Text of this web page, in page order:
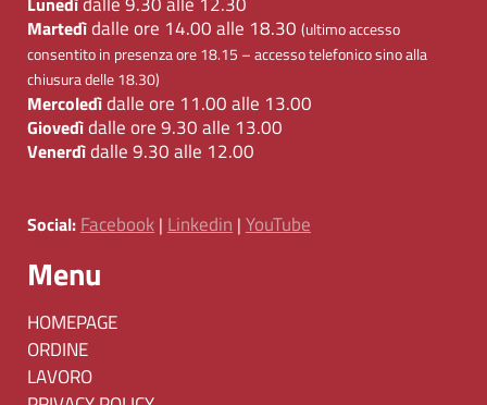
Martedìdalle ore 14.00 alle 18.30 (ultimo accesso
consentito in presenza ore 18.15 – accesso telefonico sino alla
chiusura delle 18.30)
Mercoledìdalle ore 11.00 alle 13.00
Giovedìdalle ore 9.30 alle 13.00
Venerdìdalle 9.30 alle 12.00
Social: Facebook | Linkedin | YouTube
Menu
HOMEPAGE
ORDINE
LAVORO